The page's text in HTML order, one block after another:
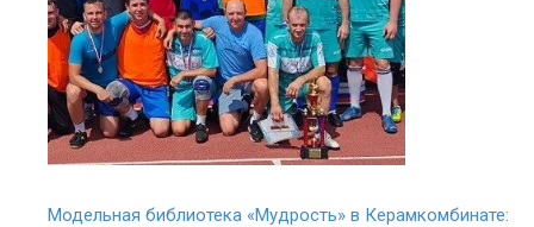
Модельная библиотека «Мудрость» в Керамкомбинате: